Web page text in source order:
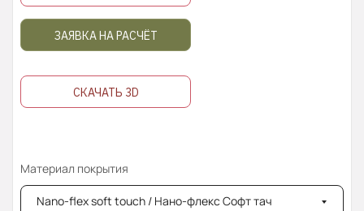
ЗАЯВКА НА РАСЧЁТ
СКАЧАТЬ 3D
Материал покрытия
Nano-flex soft touch / Нано-флекс Софт тач